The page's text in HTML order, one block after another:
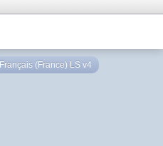
Français (France) LS v4